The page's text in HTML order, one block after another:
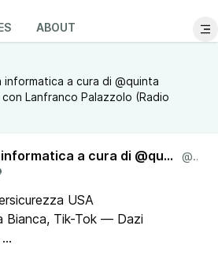
ABOUT
informatica a cura di @quinta
Lanfranco Palazzolo (Radio
La settimana informatica a cura di @quinta (Stefano Quintarelli) con Lanfranco Palazzolo (Radio Radicale) @quinta
USA
Bianca, Tik-Tok — Dazi
- Camelot